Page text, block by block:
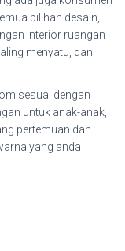
pilihan desain,
interior ruangan
menyatu, dan
sesuai dengan
untuk anak-anak,
pertemuan dan
yang anda